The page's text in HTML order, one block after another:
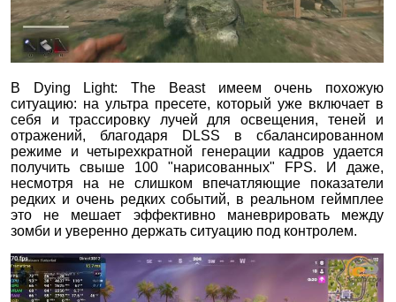
В Dying Light: The Beast имеем очень похожую
ситуацию: на ультра пресете, который уже включает в
себя и трассировку лучей для освещения, теней и
отражений, благодаря DLSS в сбалансированном
режиме и четырехкратной генерации кадров удается
получить свыше 100 "нарисованных" FPS. И даже,
несмотря на не слишком впечатляющие показатели
редких и очень редких событий, в реальном геймплее
это не мешает эффективно маневрировать между
зомби и уверенно держать ситуацию под контролем.